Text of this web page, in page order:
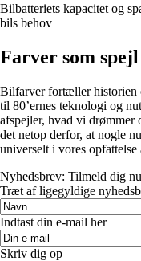
Bilbatteriets kapacitet og
bils behov
Farver som
Bilfarver fortæller historien
til 80’ernes teknologi og
afspejler, hvad vi drømmer
det netop derfor, at nogle
universelt i vores
Nyhedsbrev: Tilmeld dig nu
Træt af ligegyldige
Indtast din e-mail her
Skriv dig op